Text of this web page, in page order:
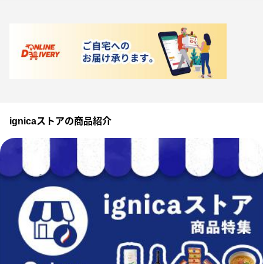
ignicaストアの商品紹介